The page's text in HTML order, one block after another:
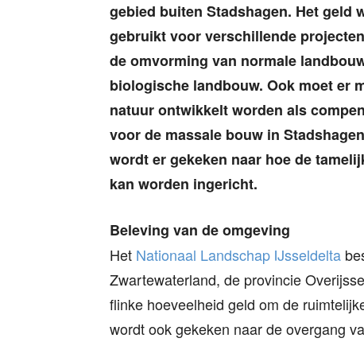
gebied buiten Stadshagen. Het geld
gebruikt voor verschillende
de omvorming van normale
biologische landbouw. Ook moet er
natuur ontwikkelt worden als
voor de massale bouw in
wordt er gekeken naar hoe de
kan worden ingericht.
Beleving van de omgeving
Het Nationaal Landschap IJsseldelta
Zwartewaterland, de provincie
flinke hoeveelheid geld om de
wordt ook gekeken naar de overgang